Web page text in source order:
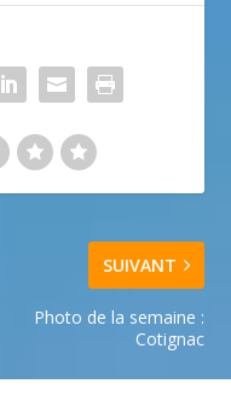
SUIVANT
Photo de la semaine :
Cotignac